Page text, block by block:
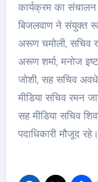
कार्यक्रम का संचालन
बिजलवाण ने संयुक्त
अरूण चमोली, सचिव
अरूण शर्मा, मनोज
जोशी, सह सचिव
मीडिया सचिव रमन
सह मीडिया सचिव
पदाधिकारी मौजूद रहे।